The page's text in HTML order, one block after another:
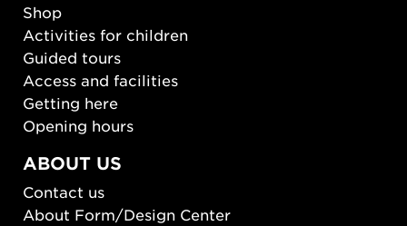
Shop
Activities for children
Guided tours
Access and facilities
Getting here
Opening hours
ABOUT US
Contact us
About Form/Design Center